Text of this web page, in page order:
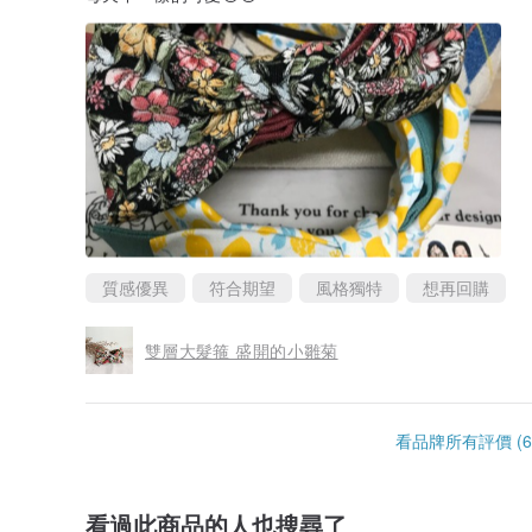
質感優異 符合期望 風格獨特 想再回購
雙層大髮箍 盛開的小雛菊
看品牌所有評價
看過此商品的人也搜尋了